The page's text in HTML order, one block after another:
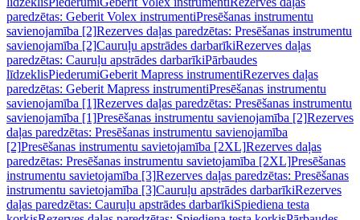
paredzētas: Geberit Volex instrumentiPresēšanas instrumentu
savienojamība [2]Rezerves daļas paredzētas: Presēšanas instrumentu
savienojamība [2]Cauruļu apstrādes darbarīkiRezerves daļas
paredzētas: Cauruļu apstrādes darbarīkiPārbaudes
līdzeklisPiederumiGeberit Mapress instrumentiRezerves daļas
paredzētas: Geberit Mapress instrumentiPresēšanas instrumentu
savienojamība [1]Rezerves daļas paredzētas: Presēšanas instrumentu
savienojamība [1]Presēšanas instrumentu savienojamība [2]Rezerves
daļas paredzētas: Presēšanas instrumentu savienojamība
[2]Presēšanas instrumentu savietojamība [2XL]Rezerves daļas
paredzētas: Presēšanas instrumentu savietojamība [2XL]Presēšanas
instrumentu savietojamība [3]Rezerves daļas paredzētas: Presēšanas
instrumentu savietojamība [3]Cauruļu apstrādes darbarīkiRezerves
daļas paredzētas: Cauruļu apstrādes darbarīkiSpiediena testa